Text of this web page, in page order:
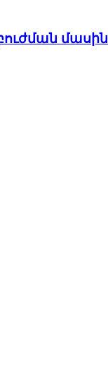
մասին